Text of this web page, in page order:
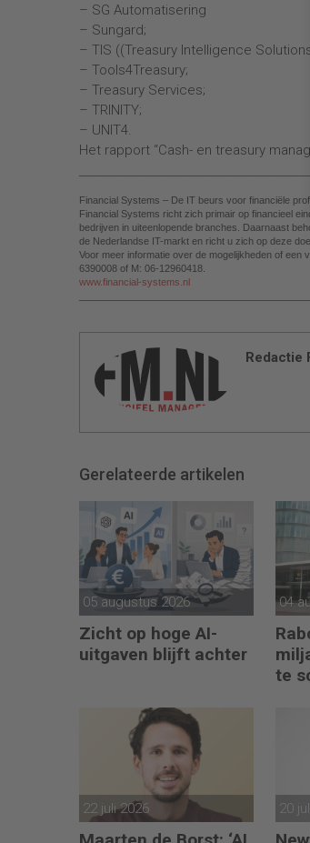
– SG Automatisering
– Sungard;
– TIS ((Treasury Intelligence
– Tools4Treasury;
– Treasury Services;
– TRINITY;
– UNIT4.
Het rapport “Cash- en treasury
Financial Systems – De IT beurs voor financiële
Financial Systems richt zich primair op financieel
bedrijven in uiteenlopende branches. Daarnaast
de Nederlandse IT-markt en richt u zich op deze
Voor meer informatie over de mogelijkheden of een
6390008 of M: 06-12960418.
www.financial-systems.nl
Redactie
Gerelateerde artikelen
05 augustus 2026
Zicht op hoge AI-
uitgaven blijft achter
04
te
22 juli 2026 20